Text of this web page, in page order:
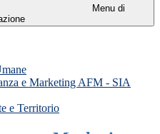
Menu di
e Marketing AFM - SIA
e Territorio